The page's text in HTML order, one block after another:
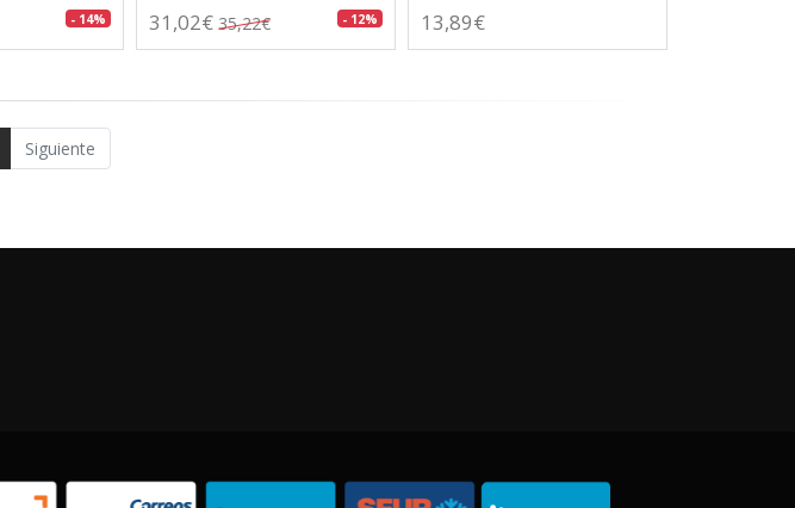
- 14% 31,02€ 35,22€ - 12% 13,89€
Siguiente